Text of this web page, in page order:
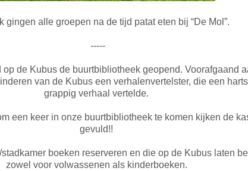
gingen alle groepen na de tijd patat eten bij “De Mol”.
-----
de Kubus de buurtbibliotheek geopend. Voorafgaand
van de Kubus een verhalenvertelster, die een
grappig verhaal vertelde.
een keer in onze buurtbibliotheek te komen kijken de
gevuld!!
boeken reserveren en die op de Kubus laten
zowel voor volwassenen als kinderboeken.